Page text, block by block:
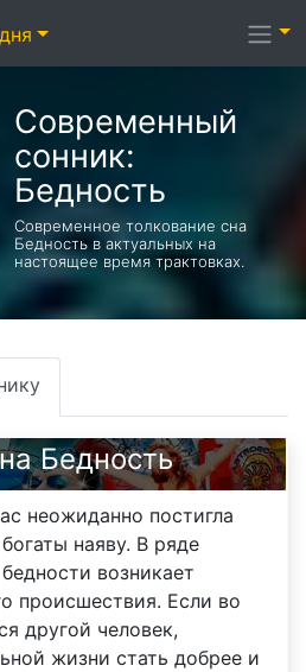
Современный
сонник:
Бедность
Современное толкование сна
Бедность в актуальных на
настоящее время трактовках.
Бедность
неожиданно постигла
наяву. В ряде
возникает
происшествия. Если во
другой человек,
жизни стать добрее и